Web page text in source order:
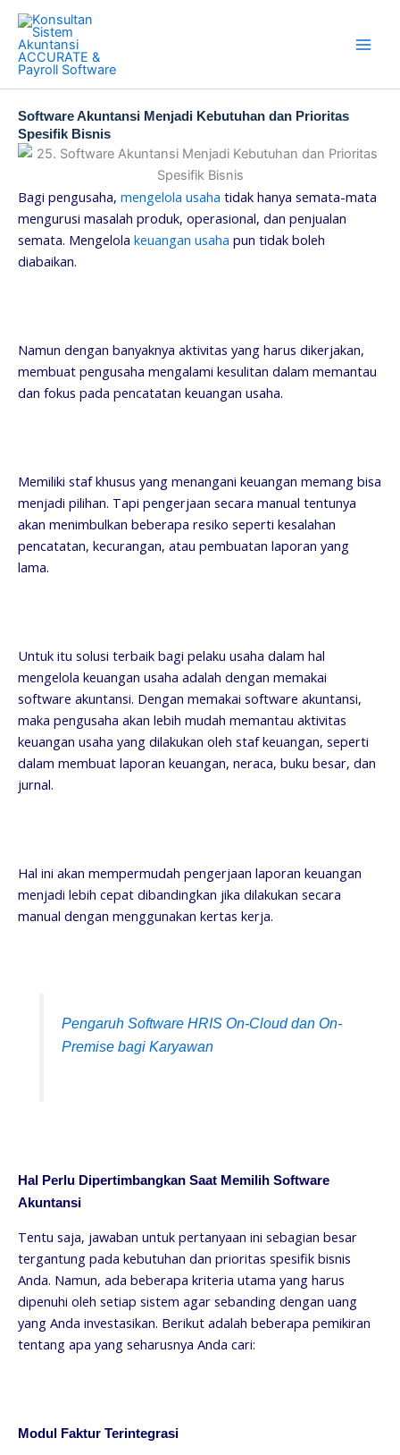
Skip
content
Software Akuntansi Menjadi Kebutuhan dan Prioritas
Spesifik Bisnis
Bagi pengusaha, mengelola usaha tidak hanya semata-mata
mengurusi masalah produk, operasional, dan penjualan
semata. Mengelola keuangan usaha pun tidak boleh
diabaikan.
Namun dengan banyaknya aktivitas yang harus dikerjakan,
membuat pengusaha mengalami kesulitan dalam memantau
dan fokus pada pencatatan keuangan usaha.
Memiliki staf khusus yang menangani keuangan memang bisa
menjadi pilihan. Tapi pengerjaan secara manual tentunya
akan menimbulkan beberapa resiko seperti kesalahan
pencatatan, kecurangan, atau pembuatan laporan yang
lama.
Untuk itu solusi terbaik bagi pelaku usaha dalam hal
mengelola keuangan usaha adalah dengan memakai
software akuntansi. Dengan memakai software akuntansi,
maka pengusaha akan lebih mudah memantau aktivitas
keuangan usaha yang dilakukan oleh staf keuangan, seperti
dalam membuat laporan keuangan, neraca, buku besar, dan
jurnal.
Hal ini akan mempermudah pengerjaan laporan keuangan
menjadi lebih cepat dibandingkan jika dilakukan secara
manual dengan menggunakan kertas kerja.
Pengaruh Software HRIS On-Cloud dan On-
Premise bagi Karyawan
Hal Perlu Dipertimbangkan Saat Memilih Software
Akuntansi
Tentu saja, jawaban untuk pertanyaan ini sebagian besar
tergantung pada kebutuhan dan prioritas spesifik bisnis
Anda. Namun, ada beberapa kriteria utama yang harus
dipenuhi oleh setiap sistem agar sebanding dengan uang
yang Anda investasikan. Berikut adalah beberapa pemikiran
tentang apa yang seharusnya Anda cari:
Modul Faktur Terintegrasi